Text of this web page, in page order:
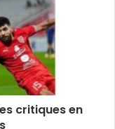
critiques en